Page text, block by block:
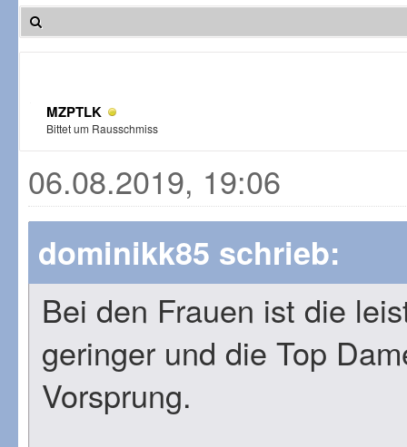
MZPTLK
Bittet um Rausschmiss
06.08.2019, 19:06
dominikk85 schrieb:
Bei den Frauen ist die
geringer und die Top
Vorsprung.